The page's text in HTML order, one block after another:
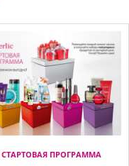
СТАРТОВАЯ ПРОГРАММА